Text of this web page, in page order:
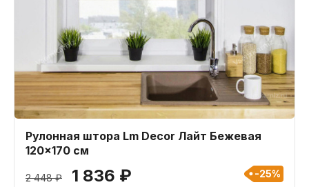
Рулонная штора Lm Decor Лайт Бежевая
120x170 см
2 448 ₽ 1 836 ₽ -25%